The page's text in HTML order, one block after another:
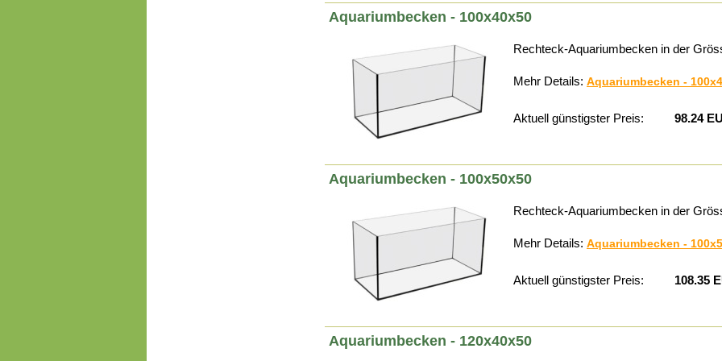
Aquariumbecken - 100x40x50
Rechteck-Aquariumbecken in der
Mehr Details: Aquariumbecken -
Aktuell günstigster Preis: 98.24
Aquariumbecken - 100x50x50
Rechteck-Aquariumbecken in der
Mehr Details: Aquariumbecken -
Aktuell günstigster Preis: 108.35
Aquariumbecken - 120x40x50